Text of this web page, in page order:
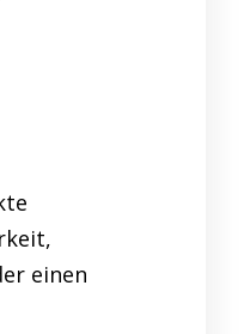
einen